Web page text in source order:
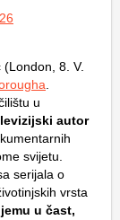
8. V.
u
autor
svijetu.
serijala o
vrsta
u čast,